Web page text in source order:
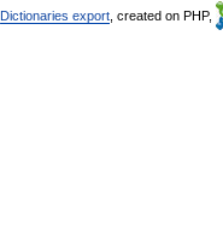
Dictionaries export , created on PHP,